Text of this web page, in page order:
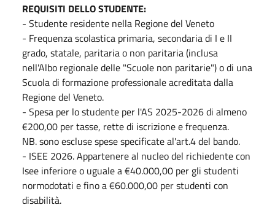
REQUISITI DELLO STUDENTE:
- Studente residente nella Regione del Veneto
- Frequenza scolastica primaria, secondaria di I e II
grado, statale, paritaria o non paritaria (inclusa
nell'Albo regionale delle "Scuole non paritarie") o di una
Scuola di formazione professionale acreditata dalla
Regione del Veneto.
- Spesa per lo studente per l'AS 2025-2026 di almeno
€200,00 per tasse, rette di iscrizione e frequenza.
NB. sono escluse spese specificate al'art.4 del bando.
- ISEE 2026. Appartenere al nucleo del richiedente con
Isee inferiore o uguale a €40.000,00 per gli studenti
normodotati e fino a €60.000,00 per studenti con
disabilità.